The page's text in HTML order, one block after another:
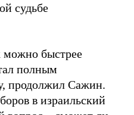
судьбе
можно быстрее
полным
продолжил Сажин.
в израильский